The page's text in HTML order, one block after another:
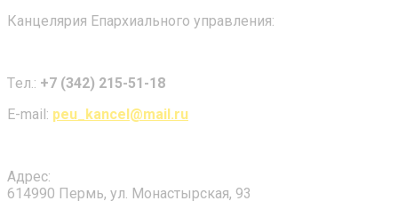
Канцелярия Епархиального управления:
Tел.: +7 (342) 215-51-18
E-mail: peu_kancel@mail.ru
Адрес:
614990 Пермь, ул. Монастырская, 93